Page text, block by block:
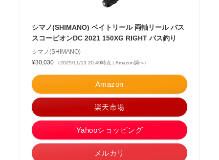
シマノ(SHIMANO) ベイトリール 両軸リール バス
スコーピオンDC 2021 150XG RIGHT バス釣り
シマノ(SHIMANO)
¥30,030
（2025/11/13 20:49時点 | Amazon調べ）
Amazon
楽天市場
Yahooショッピング
メルカリ